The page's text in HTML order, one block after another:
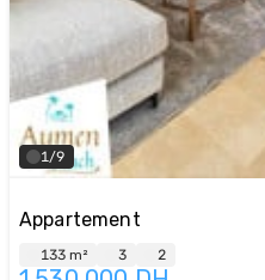
1/9
Appartement
133 m² 3 2